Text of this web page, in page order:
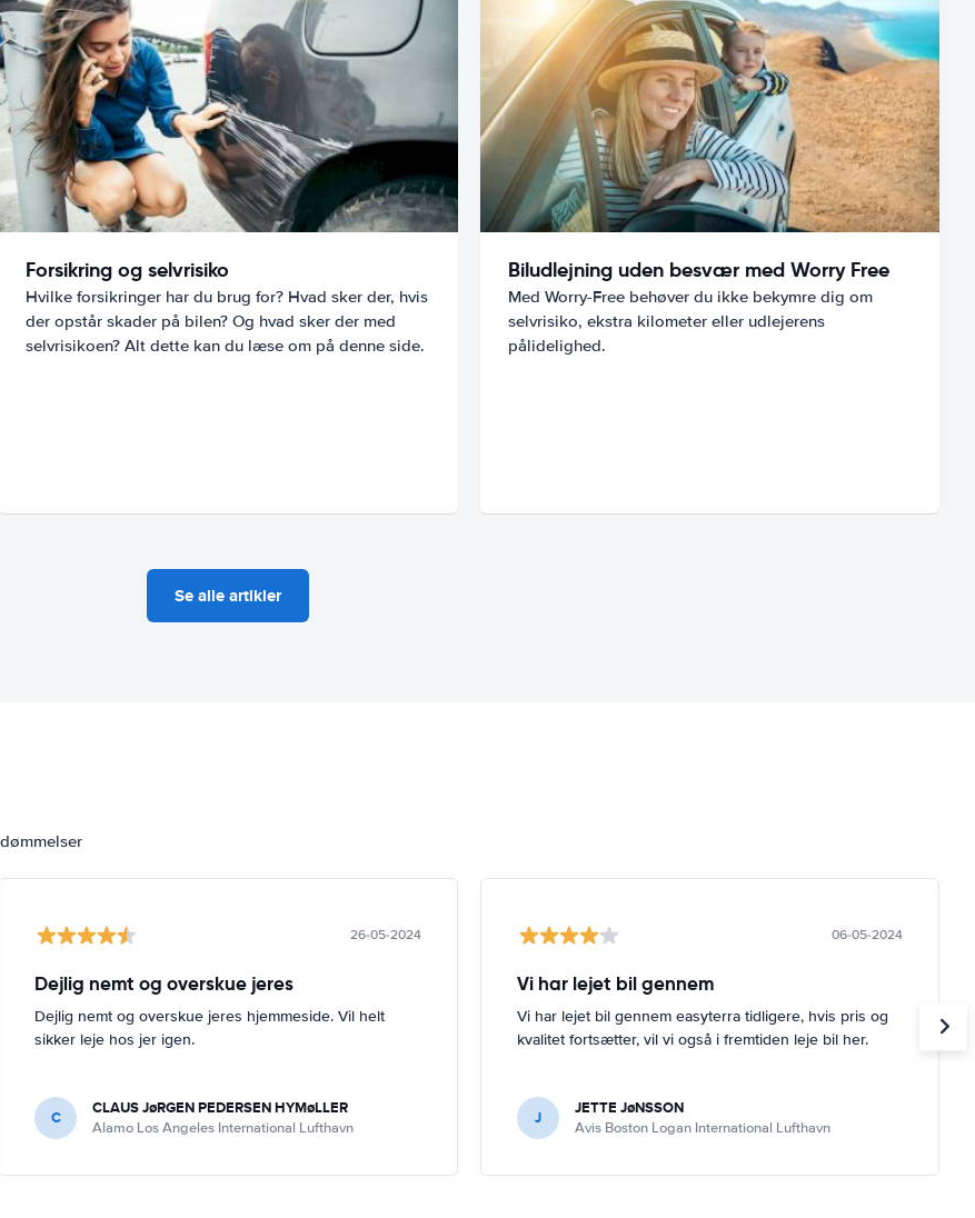
Forsikring og selvrisiko
Hvilke forsikringer har du brug for? Hvad sker der, hvis
der opstår skader på bilen? Og hvad sker der med
selvrisikoen? Alt dette kan du læse om på denne side.
Biludlejning uden besvær med Worry Free
Med Worry-Free behøver du ikke bekymre dig om
selvrisiko, ekstra kilometer eller udlejerens
pålidelighed.
Se alle artikler
26-05-2024
Dejlig nemt og overskue jeres
Dejlig nemt og overskue jeres hjemmeside. Vil helt
sikker leje hos jer igen.
C CLAUS JøRGEN PEDERSEN HYMøLLER
Alamo Los Angeles International Lufthavn
06-05-2024
Vi har lejet bil gennem
Vi har lejet bil gennem easyterra tidligere, hvis pris og
kvalitet fortsætter, vil vi også i fremtiden leje bil her.
J JETTE JøNSSON
Avis Boston Logan International Lufthavn